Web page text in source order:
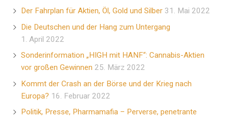
Der Fahrplan für Aktien, Öl, Gold und Silber 31. Mai 2022
Die Deutschen und der Hang zum Untergang
1. April 2022
Sonderinformation „HIGH mit HANF“: Cannabis-Aktien
vor großen Gewinnen 25. März 2022
Kommt der Crash an der Börse und der Krieg nach
Europa? 16. Februar 2022
Politik, Presse, Pharmamafia – Perverse, penetrante